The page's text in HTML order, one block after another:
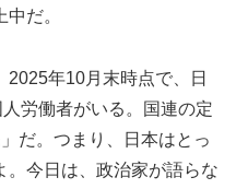
だ。
2025年10月末時点で、日
労働者がいる。国連の定
だ。つまり、日本はとっ
。今日は、政治家が語らな